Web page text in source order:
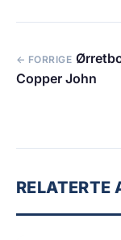
← FORRIGE
Copper John
RELATERTE